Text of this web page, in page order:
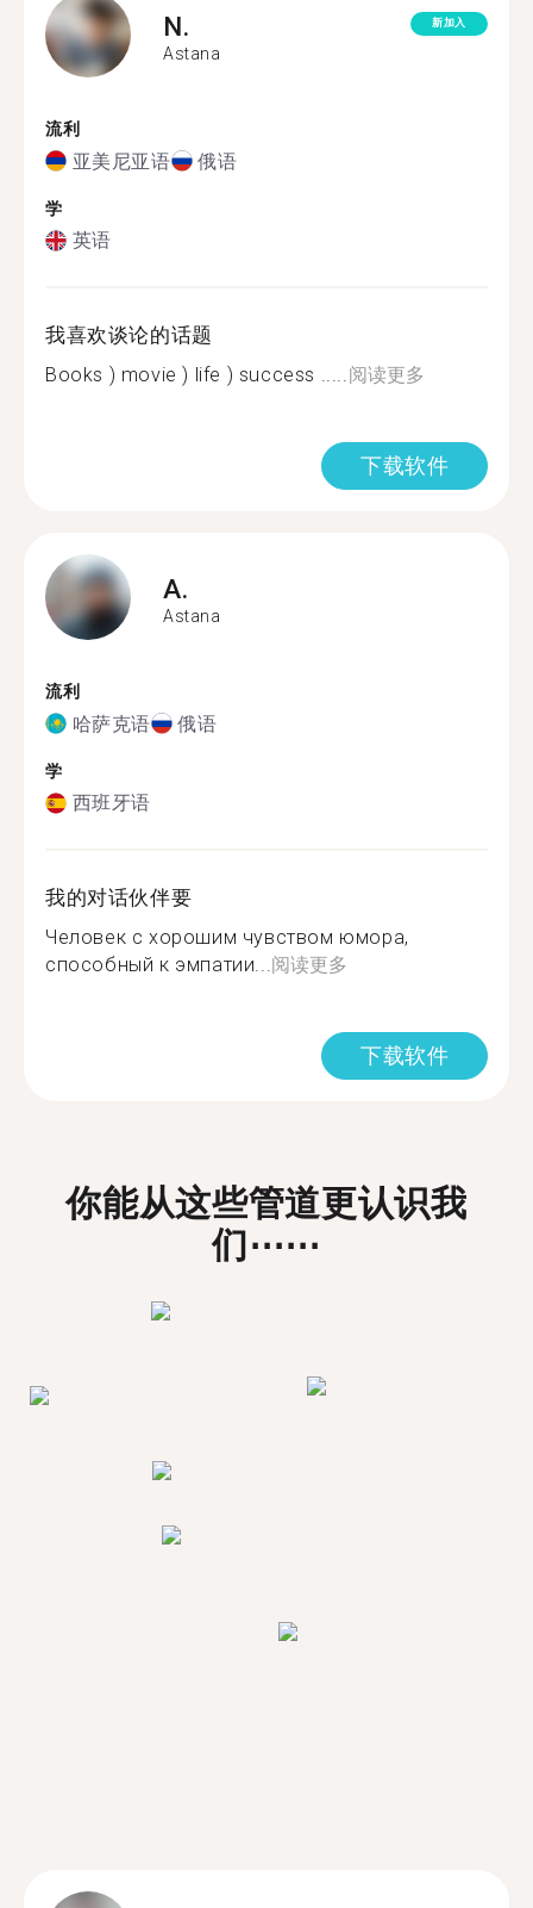
N.
Astana
新加入
流利
亚美尼亚语 俄语
学
英语
我喜欢谈论的话题
Books ) movie ) life ) success .....阅读更多
下载软件
A.
Astana
流利
哈萨克语 俄语
学
西班牙语
我的对话伙伴要
Человек с хорошим чувством юмора,
способный к эмпатии...阅读更多
下载软件
你能从这些管道更认识我
们⋯⋯